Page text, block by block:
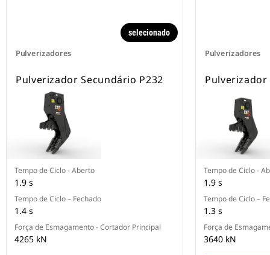
Pulverizadores
selecionado
Pulverizador Secundário P232
Tempo de Ciclo - Aberto
1.9 s
Tempo de Ciclo – Fechado
1.4 s
Força de Esmagamento - Cortador Principal
4265 kN
Pulverizadores
Pulverizador
Tempo de Ciclo -
1.9 s
Tempo de Ciclo –
1.3 s
Força de
3640 kN